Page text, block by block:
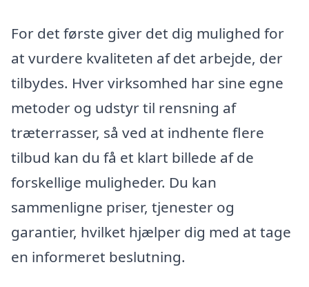
For det første giver det dig mulighed for
at vurdere kvaliteten af det arbejde, der
tilbydes. Hver virksomhed har sine egne
metoder og udstyr til rensning af
træterrasser, så ved at indhente flere
tilbud kan du få et klart billede af de
forskellige muligheder. Du kan
sammenligne priser, tjenester og
garantier, hvilket hjælper dig med at tage
en informeret beslutning.